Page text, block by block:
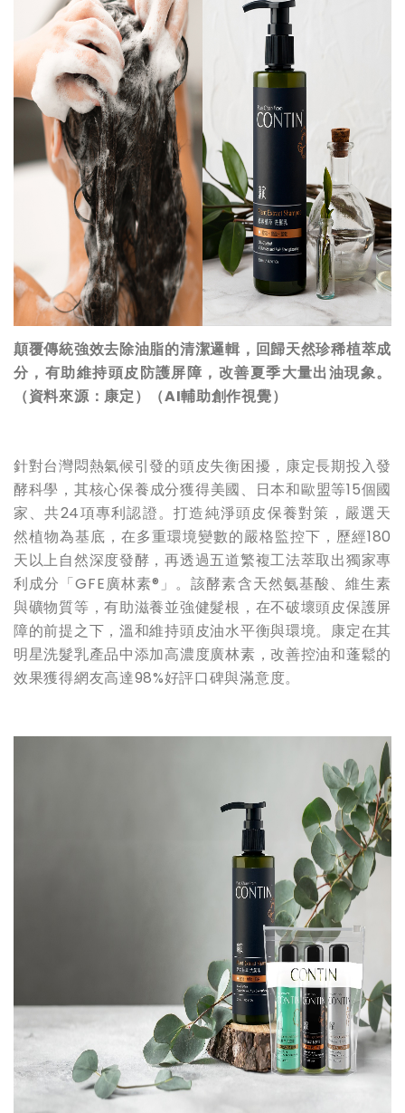
顛覆傳統強效去除油脂的清潔邏輯，回歸天然珍稀植萃成
分，有助維持頭皮防護屏障，改善夏季大量出油現象。
（資料來源：康定）（AI輔助創作視覺）
針對台灣悶熱氣候引發的頭皮失衡困擾，康定長期投入發
酵科學，其核心保養成分獲得美國、日本和歐盟等15個國
家、共24項專利認證。打造純淨頭皮保養對策，嚴選天
然植物為基底，在多重環境變數的嚴格監控下，歷經180
天以上自然深度發酵，再透過五道繁複工法萃取出獨家專
利成分「GFE廣林素®」。該酵素含天然氨基酸、維生素
與礦物質等，有助滋養並強健髮根，在不破壞頭皮保護屏
障的前提之下，溫和維持頭皮油水平衡與環境。康定在其
明星洗髮乳產品中添加高濃度廣林素，改善控油和蓬鬆的
效果獲得網友高達98%好評口碑與滿意度。